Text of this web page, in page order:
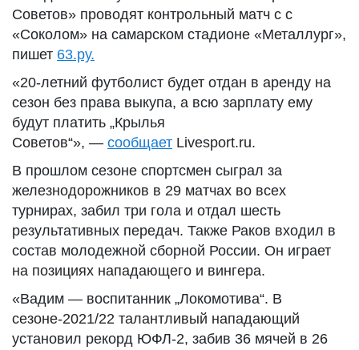
Советов» проводят контрольный матч с с
«Соколом» на самарском стадионе «Металлург»,
пишет 63.ру.
«20-летний футболист будет отдан в аренду на
сезон без права выкупа, а всю зарплату ему
будут платить „Крылья
Советов“», — сообщает Livesport.ru.
В прошлом сезоне спортсмен сыграл за
железнодорожников в 29 матчах во всех
турнирах, забил три гола и отдал шесть
результативных передач. Также Раков входил в
состав молодежной сборной России. Он играет
на позициях нападающего и вингера.
«Вадим — воспитанник „Локомотива“. В
сезоне-2021/22 талантливый нападающий
установил рекорд ЮФЛ-2, забив 36 мячей в 26